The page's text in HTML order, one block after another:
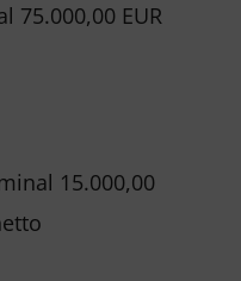
75.000,00 EUR
15.000,00